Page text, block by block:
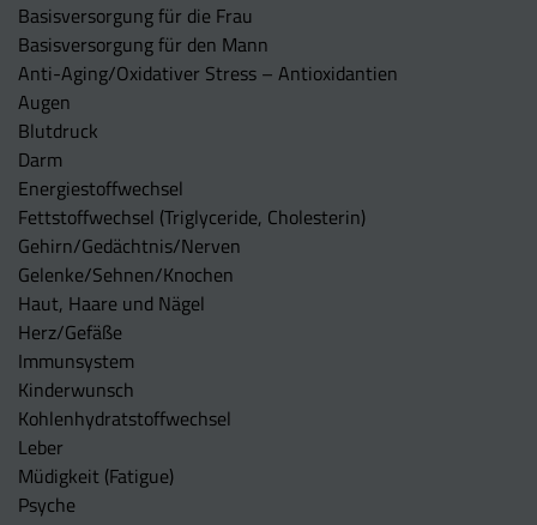
Basisversorgung für die Frau
Basisversorgung für den Mann
Anti-Aging/Oxidativer Stress – Antioxidantien
Augen
Blutdruck
Darm
Energiestoffwechsel
Fettstoffwechsel (Triglyceride, Cholesterin)
Gehirn/Gedächtnis/Nerven
Gelenke/Sehnen/Knochen
Haut, Haare und Nägel
Herz/Gefäße
Immunsystem
Kinderwunsch
Kohlenhydratstoffwechsel
Leber
Müdigkeit (Fatigue)
Psyche